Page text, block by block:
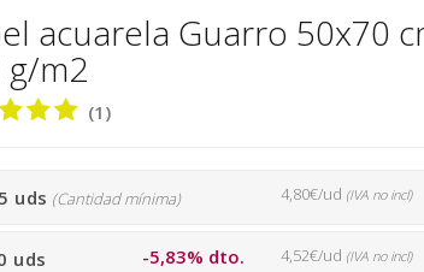
acuarela Guarro 50x70
g/m2
(1)
uds (Cantidad mínima) 4,80€/ud (IVA no incl)
uds -5,83% dto. 4,52€/ud (IVA no incl)